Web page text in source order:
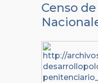
Censo